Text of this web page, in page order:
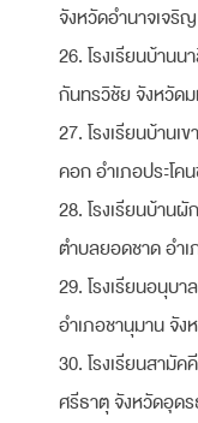
จังหวัดอำนาจเจริ
26. โรงเรียนบ้าน
กันทรวิชัย จังหวัด
27. โรงเรียนบ้าน
คอก อำเภอประโค
28. โรงเรียนบ้าน
ตำบลยอดชาด อำ
29. โรงเรียนอนุบ
อำเภอชานุมาน จั
30. โรงเรียนสามั
ศรีธาตุ จังหวัดอุด